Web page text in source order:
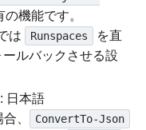
機能です。
は
Runspaces
を直
ルバックさせる設
: 日本語
、
ConvertTo-Json